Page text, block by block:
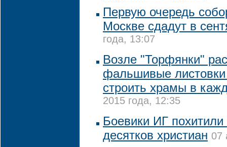
Первую очередь
Москве сдадут в
года, 13:07
Возле "Торфянки"
фальшивые
строить храмы в
2015 года, 12:35
Боевики ИГ
десятков христиан 07